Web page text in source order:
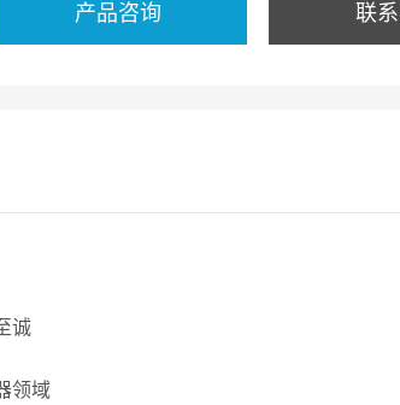
产品咨询 联系
诚
领域